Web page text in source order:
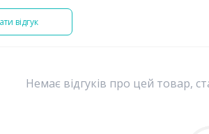
відгук
Немає відгуків про цей товар,